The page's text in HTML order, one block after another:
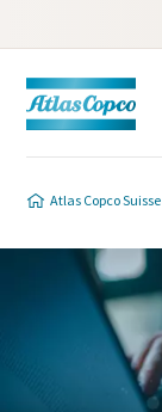
Atlas Copco Suisse